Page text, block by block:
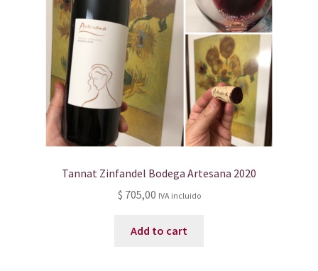
Tannat Zinfandel Bodega Artesana 2020
$ 705,00 IVA incluido
Add to cart